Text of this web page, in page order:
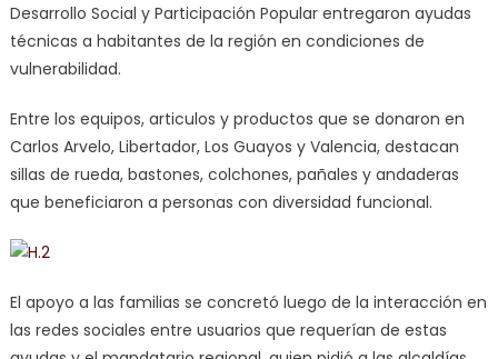
Desarrollo Social y Participación Popular entregaron ayudas
técnicas a habitantes de la región en condiciones de
vulnerabilidad.
Entre los equipos, articulos y productos que se donaron en
Carlos Arvelo, Libertador, Los Guayos y Valencia, destacan
sillas de rueda, bastones, colchones, pañales y andaderas
que beneficiaron a personas con diversidad funcional.
El apoyo a las familias se concretó luego de la interacción en
las redes sociales entre usuarios que requerían de estas